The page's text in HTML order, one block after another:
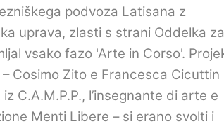
podvoza Latisana z
uprava, zlasti s strani Oddelka za
vsako fazo 'Arte in Corso'.
Cosimo Zito e Francesca Cicuttin
C.A.M.P.P., l’insegnante di arte e
Menti Libere – si erano svolti i